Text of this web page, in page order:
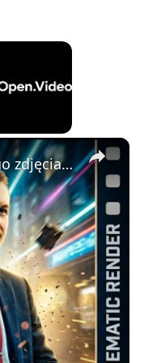
×
AI Video Generator: stwórz profesjonalne kinowe wideo z jednego zdjęcia i jednego promptu